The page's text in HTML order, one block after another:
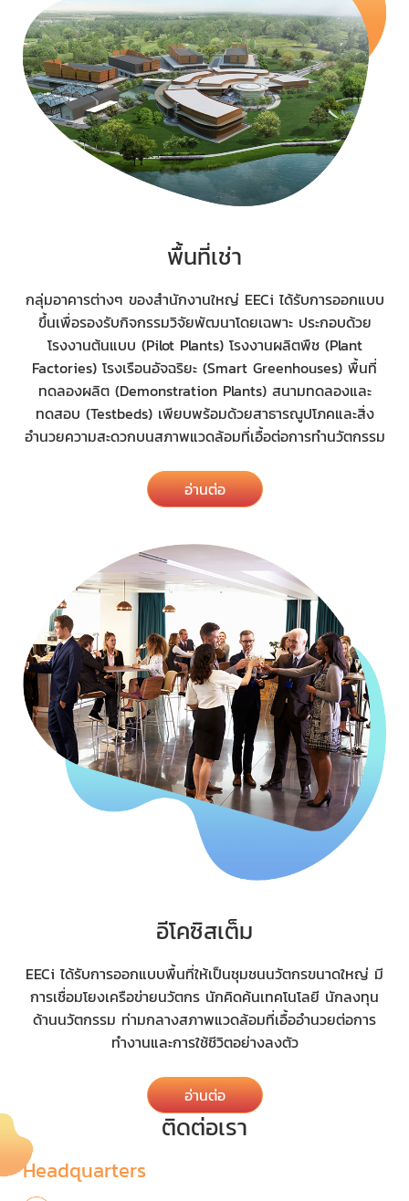
พื้นที่เช่า
กลุ่มอาคารต่างๆ ของสำนักงานใหญ่ EECi ได้รับการออกแบบ
ขึ้นเพื่อรองรับกิจกรรมวิจัยพัฒนาโดยเฉพาะ ประกอบด้วย
โรงงานต้นแบบ (Pilot Plants) โรงงานผลิตพืช (Plant
Factories) โรงเรือนอัจฉริยะ (Smart Greenhouses) พื้นที่
ทดลองผลิต (Demonstration Plants) สนามทดลองและ
ทดสอบ (Testbeds) เพียบพร้อมด้วยสาธารณูปโภคและสิ่ง
อำนวยความสะดวกบนสภาพแวดล้อมที่เอื้อต่อการทำนวัตกรรม
อ่านต่อ
อีโคซิสเต็ม
EECi ได้รับการออกแบบพื้นที่ให้เป็นชุมชนนวัตกรขนาดใหญ่ มี
การเชื่อมโยงเครือข่ายนวัตกร นักคิดค้นเทคโนโลยี นักลงทุน
ด้านนวัตกรรม ท่ามกลางสภาพแวดล้อมที่เอื้ออำนวยต่อการ
ทำงานและการใช้ชีวิตอย่างลงตัว
อ่านต่อ
ติดต่อเรา
Headquarters